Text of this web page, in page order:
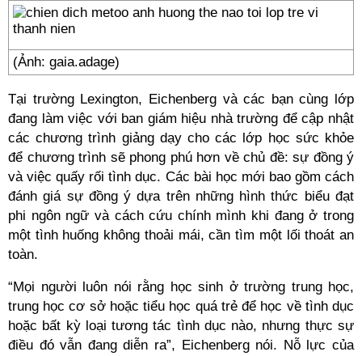
(Ảnh: gaia.adage)
Tại trường Lexington, Eichenberg và các bạn cùng lớp
đang làm việc với ban giám hiệu nhà trường để cập nhật
các chương trình giảng dạy cho các lớp học sức khỏe
để chương trình sẽ phong phú hơn về chủ đề: sự đồng ý
và việc quấy rối tình dục. Các bài học mới bao gồm cách
đánh giá sự đồng ý dựa trên những hình thức biểu đạt
phi ngôn ngữ và cách cứu chính mình khi đang ở trong
một tình huống không thoải mái, cần tìm một lối thoát an
toàn.
“Mọi người luôn nói rằng học sinh ở trường trung học,
trung học cơ sở hoặc tiểu học quá trẻ để học về tình dục
hoặc bất kỳ loại tương tác tình dục nào, nhưng thực sự
điều đó vẫn đang diễn ra”, Eichenberg nói. Nỗ lực của